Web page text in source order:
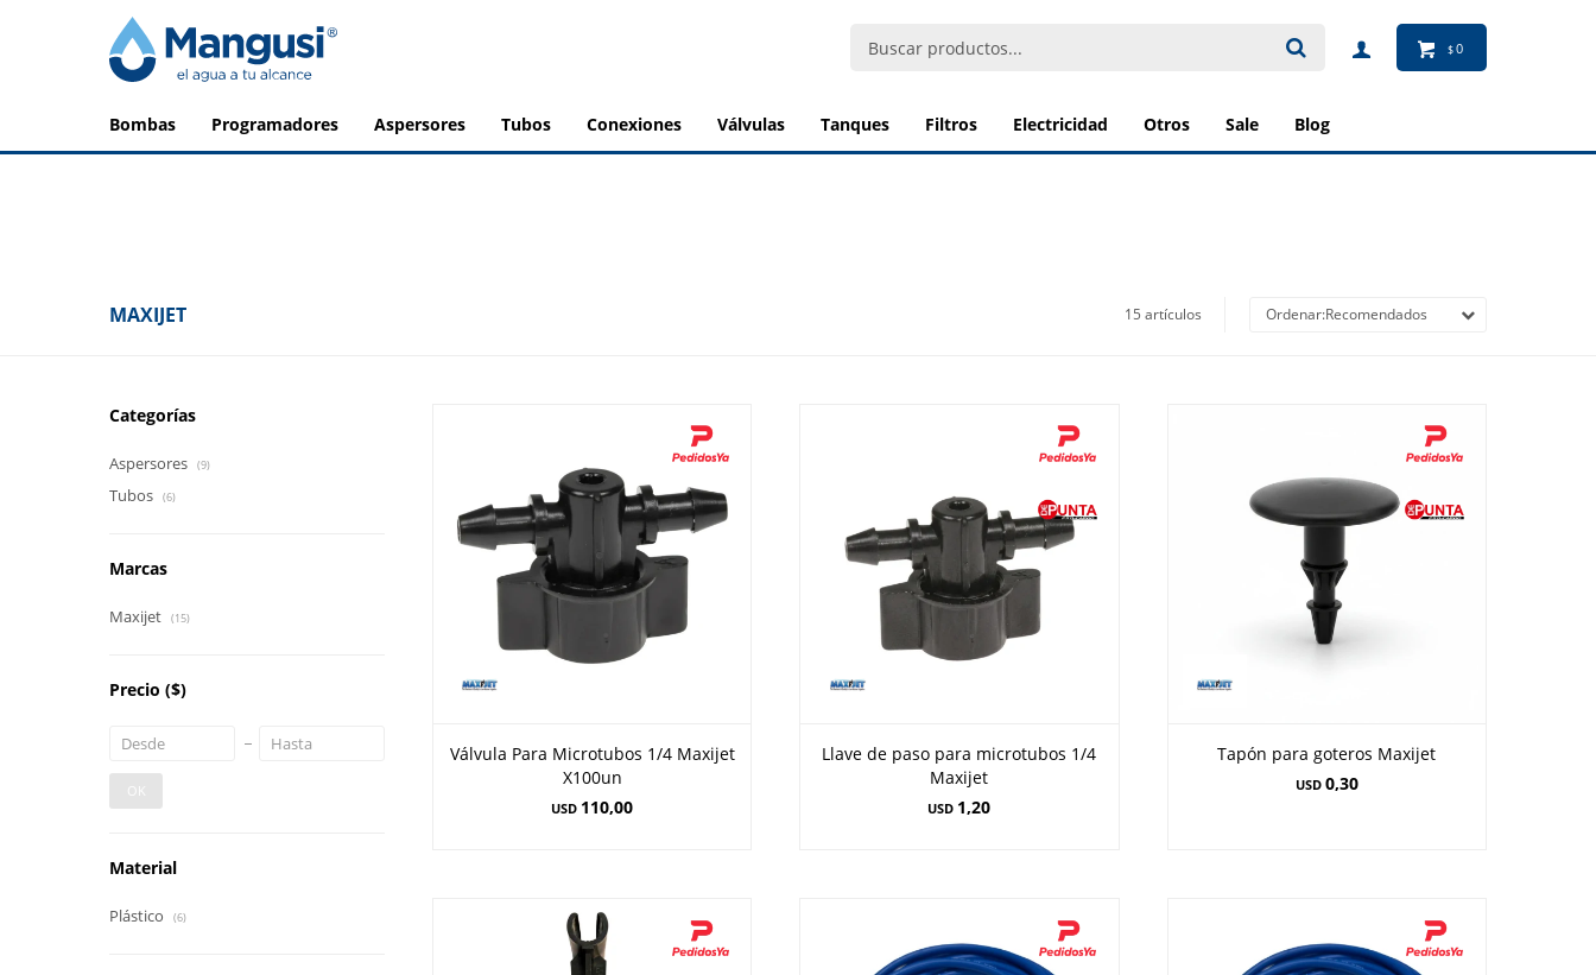
bombas programadores aspersores tubos conexiones válvulas tanques filtros electricidad otros sale blog
$0
MAXIJET 15 artículos Recomendados
Válvula Para Microtubos 1/4 Maxijet
X100un
USD 110,00
Llave de paso para microtubos 1/4
Maxijet
USD 1,20
Tapón para goteros Maxijet
USD 0,30
Categorías
Aspersores (9)
Tubos (6)
Marcas
Maxijet (15)
Precio ($)
OK
Material
Plástico (6)